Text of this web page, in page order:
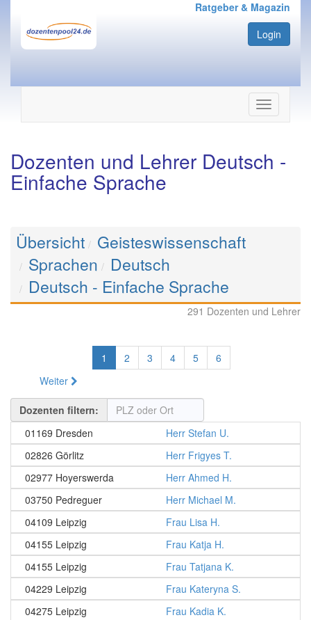
Ratgeber & Magazin
Login
Navigation
ein-/
Dozenten und Lehrer Deutsch -
Einfache Sprache
Übersicht Geisteswissenschaft
Sprachen
Deutsch
Deutsch - Einfache Sprache
291 Dozenten und Lehrer
1 2 3 4 5
6
Weiter
Dozenten filtern:
01169 Dresden
Herr Stefan U.
02826 Görlitz
Herr Frigyes T.
02977 Hoyerswerda
Herr Ahmed H.
03750 Pedreguer
Herr Michael M.
04109 Leipzig
Frau Lisa H.
04155 Leipzig
Frau Katja H.
04155 Leipzig
Frau Tatjana K.
04229 Leipzig
Frau Kateryna S.
04275 Leipzig
Frau Kadia K.